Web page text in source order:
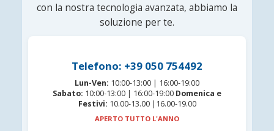
con la nostra tecnologia avanzata, abbiamo la
soluzione per te.
Telefono: +39 050 754492
Lun-Ven: 10:00-13:00 | 16:00-19:00
Sabato: 10:00-13:00 | 16:00-19:00 Domenica e
Festivi: 10.00-13.00 |16.00-19.00
APERTO TUTTO L'ANNO